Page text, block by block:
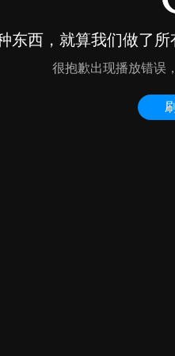
东西，就算我们做了
很抱歉出现播放错误